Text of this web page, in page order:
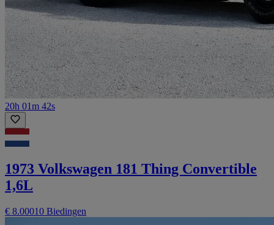
20h 01m 42s
1973 Volkswagen 181 Thing Convertible
1,6L
€ 8.00010 Biedingen